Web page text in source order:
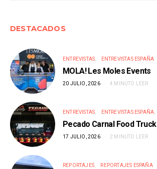
DESTACADOS
ENTREVISTAS ENTREVISTAS ESPAÑA
MOLA! Les Moles Events
20 JULIO, 2026 4 MINUTO LEER
ENTREVISTAS ENTREVISTAS ESPAÑA
Pecado Carnal Food Truck
17 JULIO, 2026 2 MINUTO LEER
REPORTAJES REPORTAJES ESPAÑA